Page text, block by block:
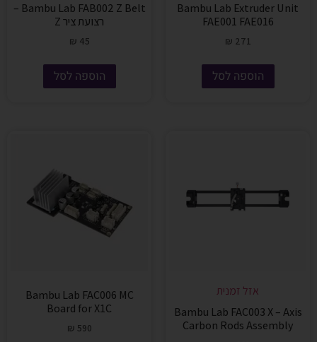
Bambu Lab Extruder Unit
FAE001 FAE016
₪ 271
הוספה לסל
Bambu Lab FAB002 Z Belt –
רצועת ציר Z
₪ 45
הוספה לסל
אזל זמנית
Bambu Lab FAC003 X – Axis
Carbon Rods Assembly
Bambu Lab FAC006 MC
Board for X1C
₪ 590